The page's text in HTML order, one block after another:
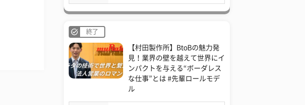
終了
【村田製作所】BtoBの魅力発
見！業界の壁を越えて世界にイ
ンパクトを与える“ボーダレス
な仕事”とは #先輩ロールモデ
ル